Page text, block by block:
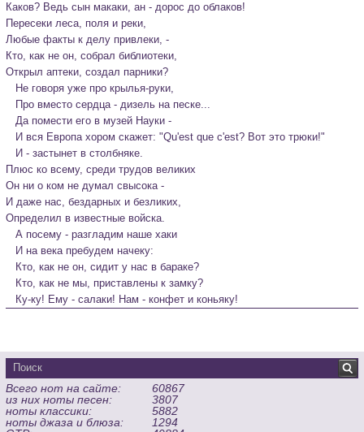
Каков? Ведь сын макаки, ан - дорос до облаков!
Пересеки леса, поля и реки,
Любые факты к делу привлеки, -
Кто, как не он, собрал библиотеки,
Открыл аптеки, создал парники?
   Да помести его в музей Науки -
   И - застынет в столбняке.
Плюс ко всему, среди трудов великих
Он ни о ком не думал свысока -
И даже нас, бездарных и безликих,
Определил в известные войска.
   А посему - разгладим наше хаки
   Ку-ку! Ему - салаки! Нам - конфет и коньяку!
Всего нот на сайте:
60867
из них ноты песен:
3807
ноты классики:
5882
ноты джаза и блюза:
1294